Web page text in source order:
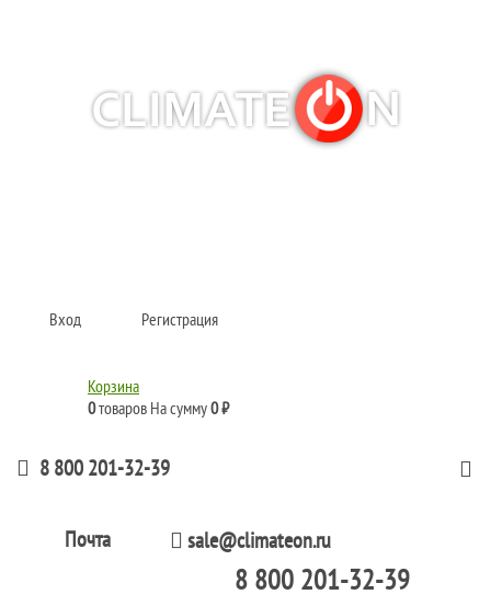
Вход Регистрация
Корзина
0товаров На сумму0 ₽
8 800 201-32-39
Почта sale@climateon.ru
8 800 201-32-39